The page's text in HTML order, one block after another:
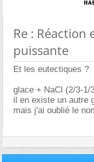
Re :
puissante
Et les eutectiques ?
glace + NaCl (2/3-1/
il en existe un autre
mais j'ai oublié le